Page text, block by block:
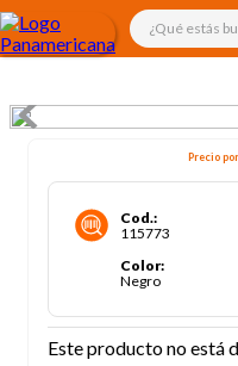
¿Qué estás
Precio por
Cod.:
115773
Color:
Negro
Este producto no está